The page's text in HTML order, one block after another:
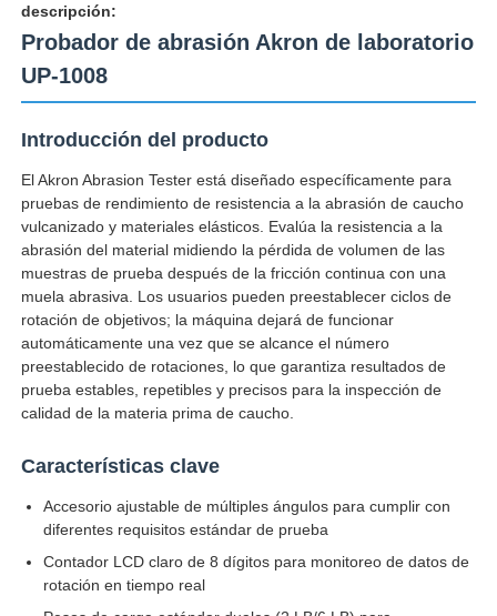
Productos
Visita a la fábrica
Control de Calidad
Contacto
Solicitar una cotización
Equipo de la prueba de laboratorio
Cámara de pruebas ambientales
descripción:
Probador de abrasión Akron de laboratorio
UP-1008
Introducción del producto
El Akron Abrasion Tester está diseñado específicamente para
pruebas de rendimiento de resistencia a la abrasión de caucho
vulcanizado y materiales elásticos. Evalúa la resistencia a la
abrasión del material midiendo la pérdida de volumen de las
muestras de prueba después de la fricción continua con una
muela abrasiva. Los usuarios pueden preestablecer ciclos de
rotación de objetivos; la máquina dejará de funcionar
automáticamente una vez que se alcance el número
preestablecido de rotaciones, lo que garantiza resultados de
prueba estables, repetibles y precisos para la inspección de
calidad de la materia prima de caucho.
Características clave
Accesorio ajustable de múltiples ángulos para cumplir con
diferentes requisitos estándar de prueba
Contador LCD claro de 8 dígitos para monitoreo de datos de
rotación en tiempo real